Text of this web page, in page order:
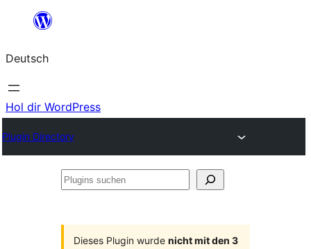
springen
Deutsch
Hol dir WordPress
Plugin Directory
Plugins
Dieses Plugin wurde nicht mit den 3